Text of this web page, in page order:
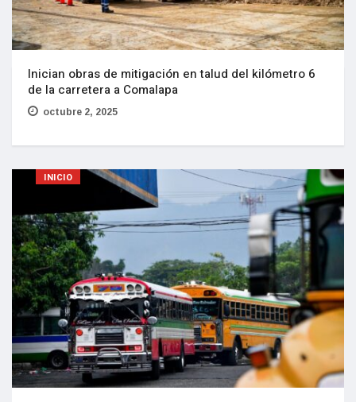
Inician obras de mitigación en talud del kilómetro 6
de la carretera a Comalapa
octubre 2, 2025
INICIO